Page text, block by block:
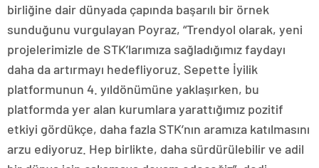
birliğine dair dünyada çapında başarılı bir örnek
sunduğunu vurgulayan Poyraz, “Trendyol olarak, yeni
projelerimizle de STK’larımıza sağladığımız faydayı
daha da artırmayı hedefliyoruz. Sepette İyilik
platformunun 4. yıldönümüne yaklaşırken, bu
platformda yer alan kurumlara yarattığımız pozitif
etkiyi gördükçe, daha fazla STK’nın aramıza katılmasını
arzu ediyoruz. Hep birlikte, daha sürdürülebilir ve adil